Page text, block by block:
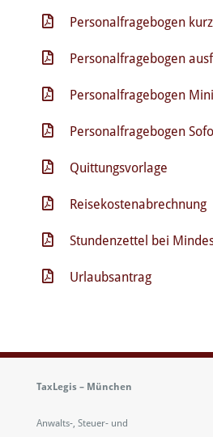
Personalfragebogen kurz
Personalfragebogen
Personalfragebogen
Personalfragebogen
Quittungsvorlage
Reisekostenabrechnung
Stundenzettel bei
Urlaubsantrag
TaxLegis – München
Anwalts-, Steuer- und